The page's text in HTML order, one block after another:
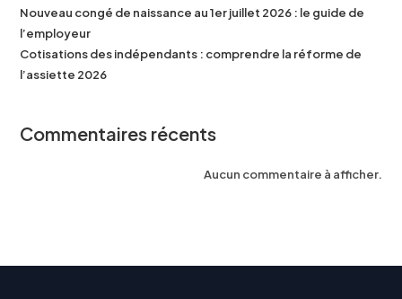
Nouveau congé de naissance au 1er juillet 2026 : le guide de
l’employeur
Cotisations des indépendants : comprendre la réforme de
l’assiette 2026
Commentaires récents
Aucun commentaire à afficher.